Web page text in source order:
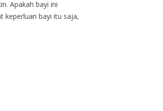
Apakah bayi ini
keperluan bayi itu saja,